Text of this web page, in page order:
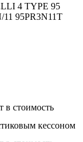
4 TYPE 95
11 95PR3N11T
в стоимость
кессоном